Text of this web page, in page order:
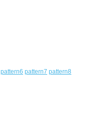
pattern6 pattern7 pattern8